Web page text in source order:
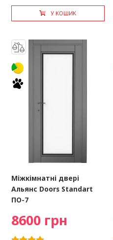
У КОШИК
Міжкімнатні двері
Альянс Doors Standart
ПО-7
8600 грн